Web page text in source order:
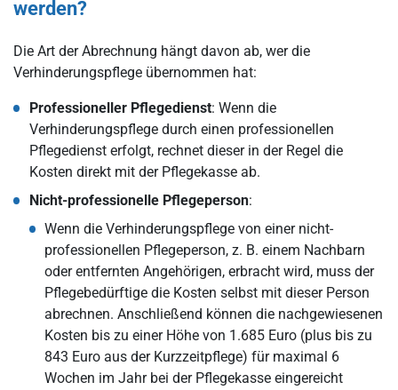
werden?
Die Art der Abrechnung hängt davon ab, wer die
Verhinderungspflege übernommen hat:
Professioneller Pflegedienst: Wenn die
Verhinderungspflege durch einen professionellen
Pflegedienst erfolgt, rechnet dieser in der Regel die
Kosten direkt mit der Pflegekasse ab.
Nicht-professionelle Pflegeperson:
Wenn die Verhinderungspflege von einer nicht-
professionellen Pflegeperson, z. B. einem Nachbarn
oder entfernten Angehörigen, erbracht wird, muss der
Pflegebedürftige die Kosten selbst mit dieser Person
abrechnen. Anschließend können die nachgewiesenen
Kosten bis zu einer Höhe von 1.685 Euro (plus bis zu
843 Euro aus der Kurzzeitpflege) für maximal 6
Wochen im Jahr bei der Pflegekasse eingereicht